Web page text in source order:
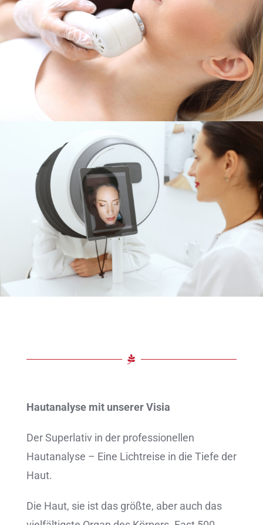
Hautanalyse mit unserer Visia
Der Superlativ in der professionellen
Hautanalyse – Eine Lichtreise in die Tiefe der
Haut.
Die Haut, sie ist das größte, aber auch das